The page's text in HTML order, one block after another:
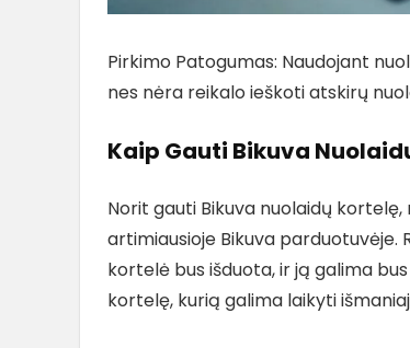
Pirkimo Patogumas: Naudojant
nes nėra reikalo ieškoti atskirų
Kaip Gauti Bikuva
Norit gauti Bikuva nuolaidų
artimiausioje Bikuva
kortelė bus išduota, ir ją galima
kortelę, kurią galima laikyti